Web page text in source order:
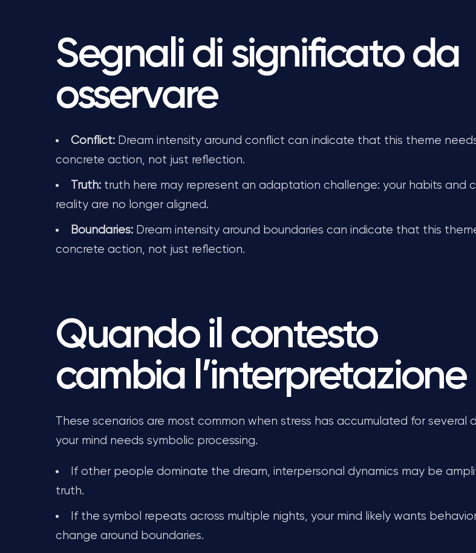
Segnali di significato da
osservare
Conflict: Dream intensity around conflict can indicate that this theme
concrete action, not just reflection.
Truth: truth here may represent an adaptation challenge: your habits and
reality are no longer aligned.
Boundaries: Dream intensity around boundaries can indicate that this
concrete action, not just reflection.
Quando il contesto
cambia l’interpretazione
These scenarios are most common when stress has accumulated for several
your mind needs symbolic processing.
If other people dominate the dream, interpersonal dynamics may be
truth.
If the symbol repeats across multiple nights, your mind likely wants
change around boundaries.